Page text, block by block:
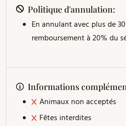
Politique d'annulation:
En annulant avec plus de
remboursement à 20% du
Informations
Animaux non acceptés
Fêtes interdites